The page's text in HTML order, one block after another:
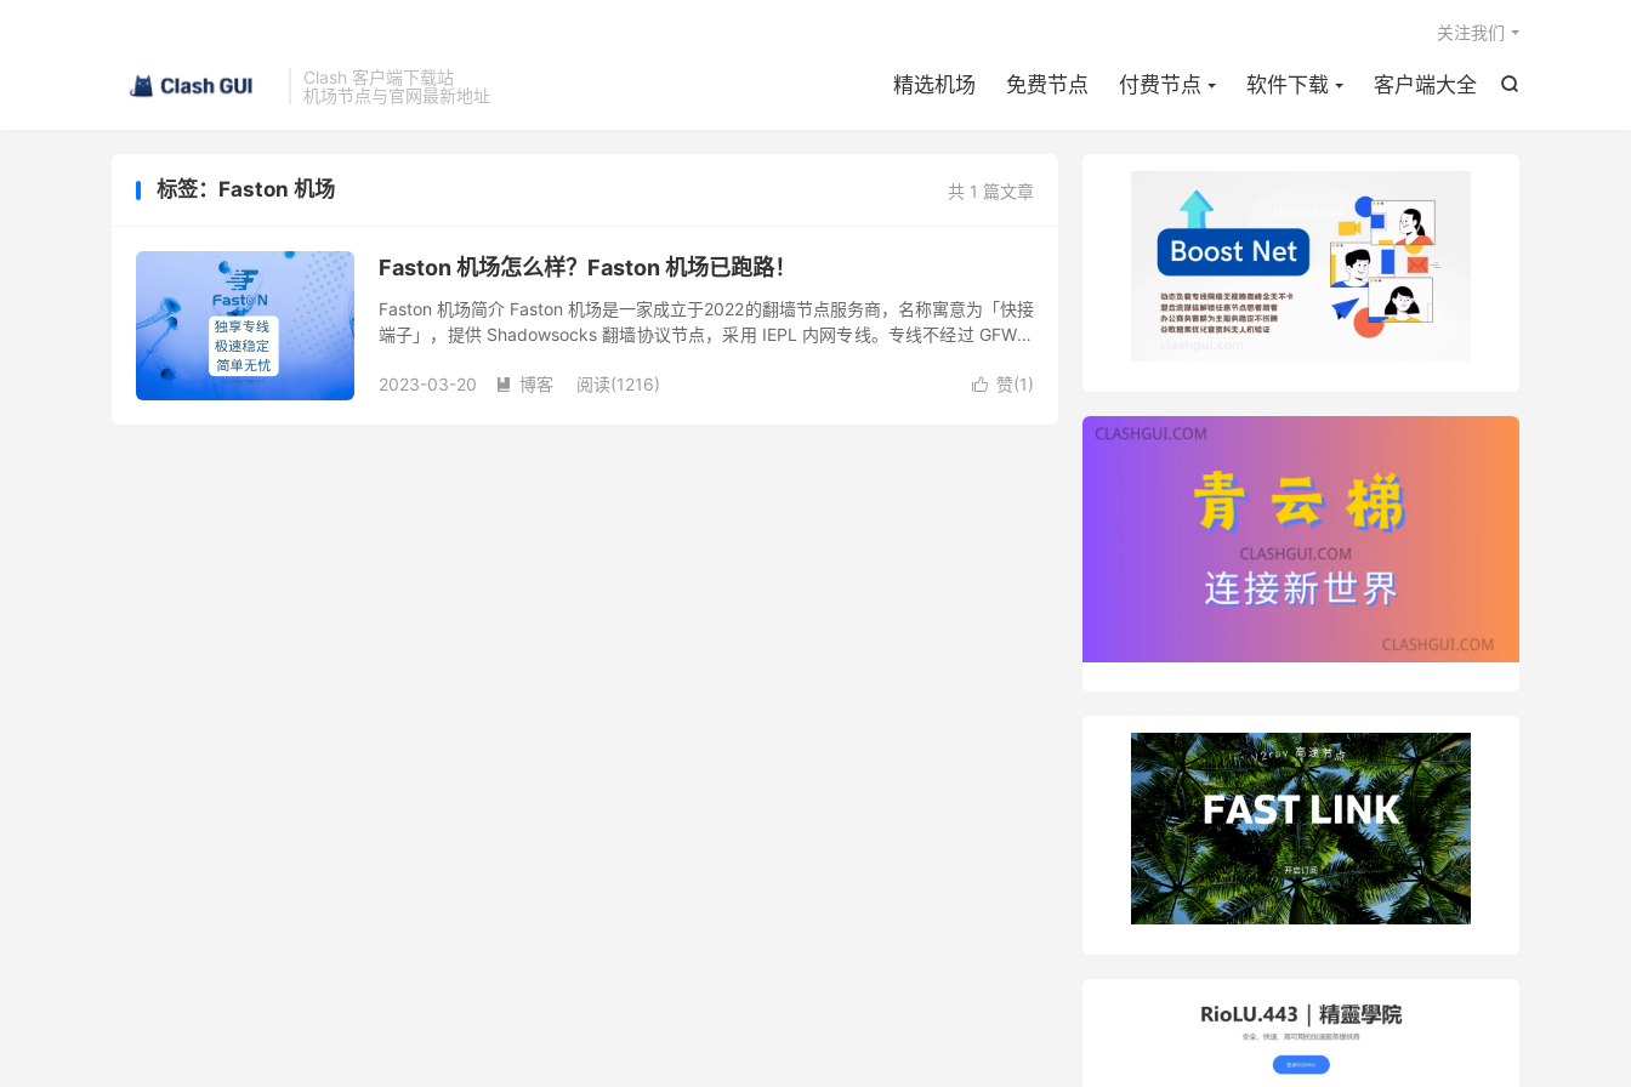
Clash 客户端下载站
机场节点与官网最新地址

精选机场 免费节点 付费节点 软件下载 客户端大全
关注我们
共 1 篇文章
标签：Faston 机场
Faston 机场怎么样？Faston 机场已跑路！
Faston 机场简介 Faston 机场是一家成立于2022的翻墙节点服务商，名称寓意为「快接
端子」，提供 Shadowsocks 翻墙协议节点，采用 IEPL 内网专线。专线不经过 GFW，
 赞(1)
2023-03-20  博客 阅读(1216)